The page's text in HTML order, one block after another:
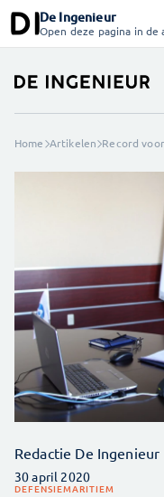
De Ingenieur
Open deze pagina in de
Home Artikelen Record
Redactie De Ingenieur
30 april 2020
DEFENSIEMARITIEM